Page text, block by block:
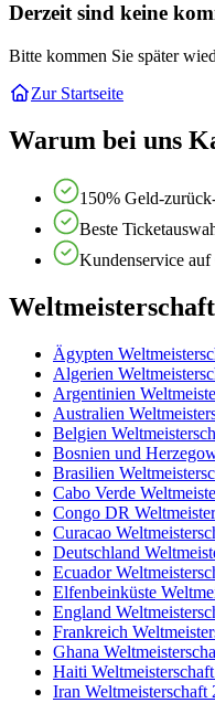
Derzeit sind keine
Bitte kommen Sie später
Zur Startseite
Warum bei uns
150% Geld-
Beste
Kundenservice
Ägypten
Algerien
Argentinien
Australien
Belgien
Bosnien und
Brasilien
Cabo Verde
Congo DR
Curacao
Deutschland
Ecuador
Elfenbeinküste
England
Frankreich
Ghana
Haiti
Iran Weltmeisterschaft